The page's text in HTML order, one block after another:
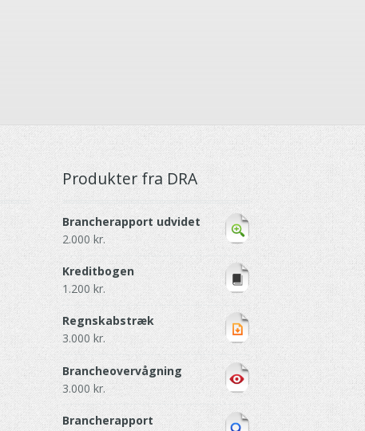
Produkter fra DRA
Brancherapport udvidet
2.000kr.
Kreditbogen
1.200kr.
Regnskabstræk
3.000kr.
Brancheovervågning
3.000kr.
Brancherapport